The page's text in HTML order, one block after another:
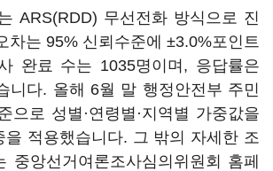
ARS(RDD) 무선전화 방식으로 진
차는 95% 신뢰수준에 ±3.0%포인트
완료 수는 1035명이며, 응답률은
니다. 올해 6월 말 행정안전부 주민
으로 성별·연령별·지역별 가중값을
을 적용했습니다. 그 밖의 자세한 조
중앙선거여론조사심의위원회 홈페